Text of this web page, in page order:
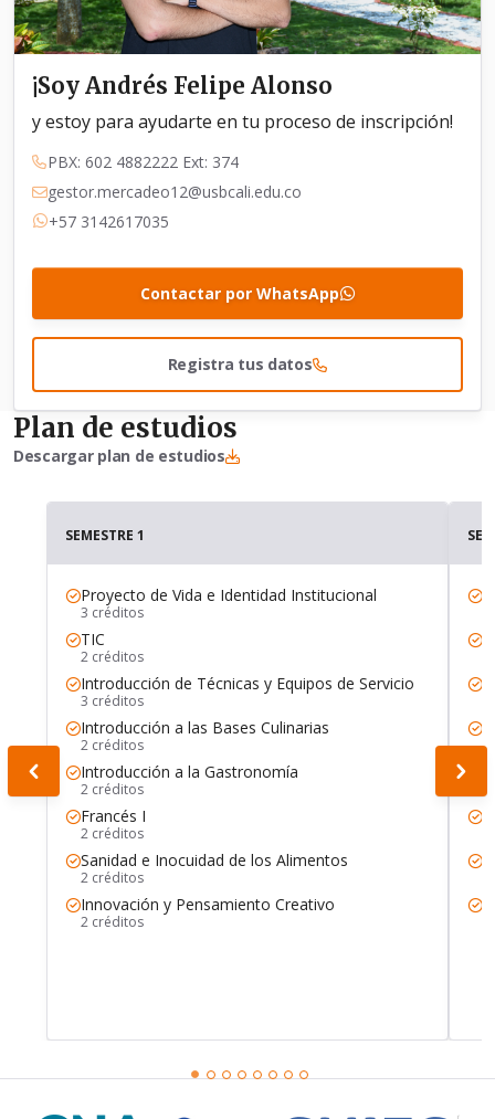
¡Soy Andrés Felipe Alonso
y estoy para ayudarte en tu proceso de inscripción!
PBX: 602 4882222 Ext: 374
gestor.mercadeo12@usbcali.edu.co
+57 3142617035
Contactar por WhatsApp
Registra tus datos
Plan de estudios
Descargar plan de estudios
SEMESTRE 1
Proyecto de Vida e Identidad Institucional
3 créditos
TIC
2 créditos
Introducción de Técnicas y Equipos de Servicio
3 créditos
Introducción a las Bases Culinarias
2 créditos
Introducción a la Gastronomía
2 créditos
Francés I
2 créditos
Sanidad e Inocuidad de los Alimentos
2 créditos
Innovación y Pensamiento Creativo
2 créditos
2